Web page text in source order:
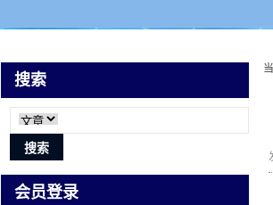
搜索
会员登录